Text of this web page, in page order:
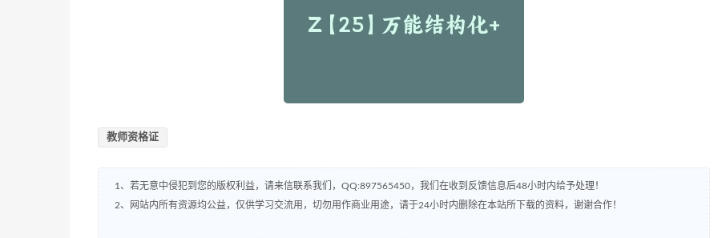
教师资格证
1、若无意中侵犯到您的版权利益，请来信联系我们，QQ:897565450，我们在收到反馈信息后48小时内给予处理！
2、网站内所有资源均公益，仅供学习交流用，切勿用作商业用途，请于24小时内删除在本站所下载的资料，谢谢合作！